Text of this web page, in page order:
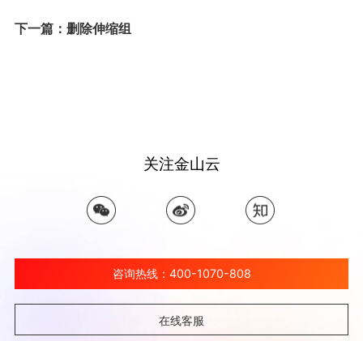
下一篇：删除伸缩组
关注金山云
咨询热线：400-1070-808
在线客服